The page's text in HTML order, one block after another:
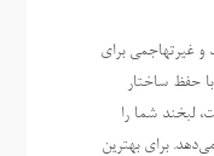
غیرتهاجمی برای
حفظ ساختار
لبخند شما را
برای بهترین